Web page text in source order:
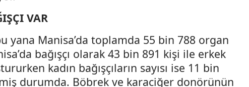
VAR
yana Manisa’da toplamda 55 bin 788 organ
bağışçı olarak 43 bin 891 kişi ile erkek
kadın bağışçıların sayısı ise 11 bin
durumda. Böbrek ve karaciğer donörünün